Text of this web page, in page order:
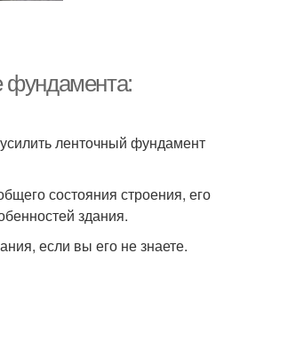
фундамента:
ленточный фундамент
состояния строения, его
здания.
если вы его не знаете.